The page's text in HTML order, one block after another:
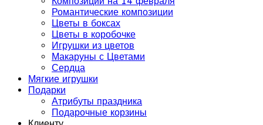
Романтические композиции
Цветы в боксах
Цветы в коробочке
Игрушки из цветов
Макаруны с Цветами
Сердца
Мягкие игрушки
Подарки
Атрибуты праздника
Подарочные корзины